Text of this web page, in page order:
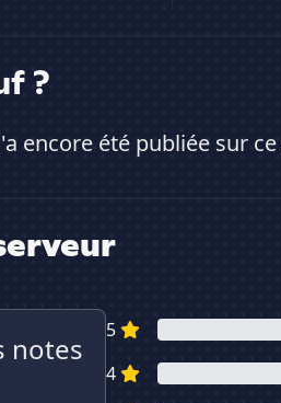
?
encore été publiée sur
notes
5
4